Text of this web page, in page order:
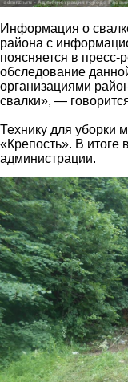
Информация о
района с
поясняется в
обследование
организациями
свалки», —
Технику для уборки
«Крепость». В итоге
администрации.
5.jpg